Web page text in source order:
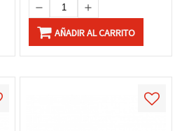
AÑADIR AL CARRITO